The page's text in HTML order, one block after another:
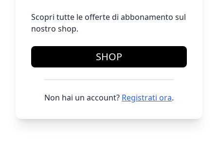
Scopri tutte le offerte di abbonamento sul
nostro shop.
SHOP
Non hai un account? Registrati ora.